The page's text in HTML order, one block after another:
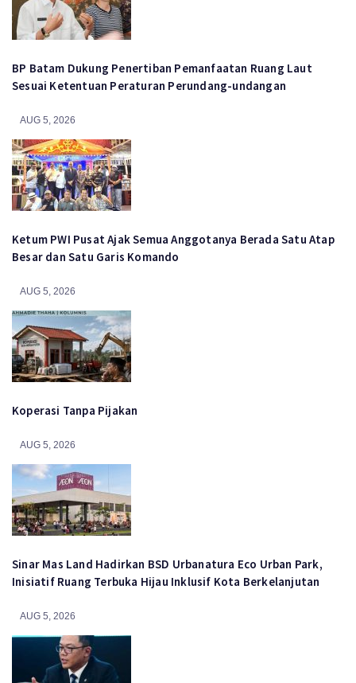
BP Batam Dukung Penertiban Pemanfaatan Ruang Laut
Sesuai Ketentuan Peraturan Perundang-undangan
AUG 5, 2026
Ketum PWI Pusat Ajak Semua Anggotanya Berada Satu Atap
Besar dan Satu Garis Komando
AUG 5, 2026
Koperasi Tanpa Pijakan
AUG 5, 2026
Sinar Mas Land Hadirkan BSD Urbanatura Eco Urban Park,
Inisiatif Ruang Terbuka Hijau Inklusif Kota Berkelanjutan
AUG 5, 2026